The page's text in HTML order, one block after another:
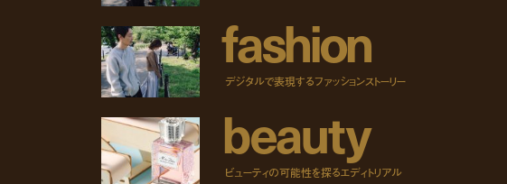
fashion
デジタルで表現するファッションストーリー
beauty
ビューティの可能性を探るエディトリアル